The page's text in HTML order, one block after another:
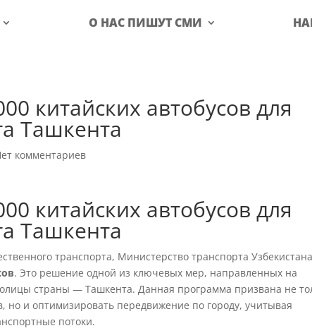
О НАС ПИШУТ СМИ
китайских автобусов для
Ташкента
комментариев
китайских автобусов для
Ташкента
транспорта, Министерство транспорта
. Это решение одной из ключевых мер, направленных на
страны — Ташкента. Данная программа призвана не
но и оптимизировать передвижение по городу, учитывая
потоки.